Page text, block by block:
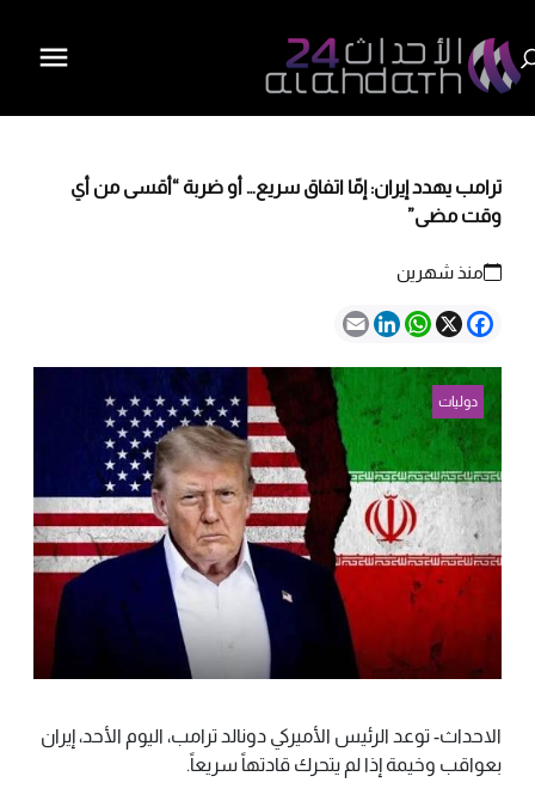
ترامب يهدد إيران: إمّا اتفاق سريع… أو ضربة “أقسى من أي
وقت مضى”
منذ شهرين
Facebook
X
WhatsApp
LinkedIn
Email
دوليات
الاحداث- توعد الرئيس الأميركي دونالد ترامب، اليوم الأحد، إيران
بعواقب وخيمة إذا لم يتحرك قادتهاً سريعاً.